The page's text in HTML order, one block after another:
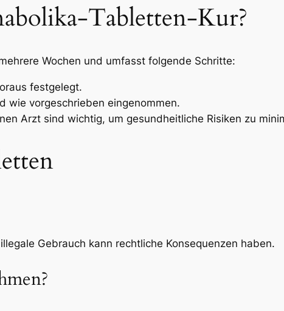
Tabletten-Kur?
Wochen und umfasst folgende Schritte:
festgelegt.
wie vorgeschrieben eingenommen.
Arzt sind wichtig, um gesundheitliche Risiken zu
Gebrauch kann rechtliche Konsequenzen haben.